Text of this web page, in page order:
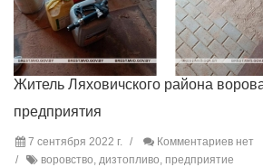
Житель Ляховичского района
предприятия
7 сентября 2022 г.
Комментариев нет
воровство, дизтопливо, предприятие